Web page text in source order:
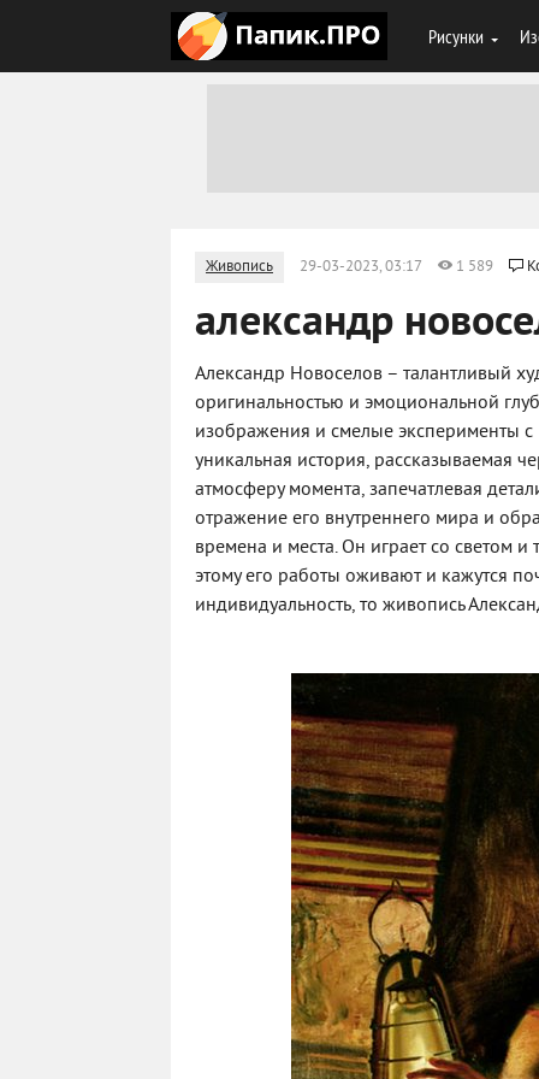
Рисунки
Живопись 29-03-2023, 03:17 1 589
александр
Александр Новоселов – талантливый
оригинальностью и эмоциональной
изображения и смелые эксперименты
уникальная история, рассказываемая
атмосферу момента, запечатлевая
отражение его внутреннего мира и
времена и места. Он играет со светом
этому его работы оживают и кажутся
индивидуальность, то живопись